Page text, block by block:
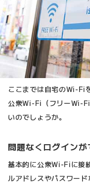
ここまでは自宅のWi-Fi
公衆Wi-Fi（フリーWi-
いのでしょうか。
問題なくログインが
基本的に公衆Wi-Fiに接
ルアドレスやパスワード